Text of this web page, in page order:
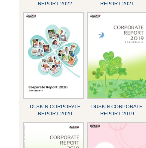
REPORT 2022
REPORT 2021
DUSKIN CORPORATE
REPORT 2020
DUSKIN CORPORATE
REPORT 2019